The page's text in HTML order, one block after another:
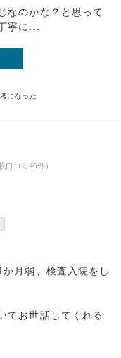
なのかな？と思って
寧に...
になった
口コミ49件）
月弱、検査入院をし
てお世話してくれる